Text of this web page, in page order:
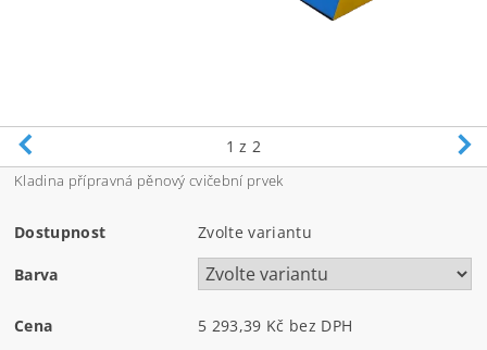
1 z 2
Kladina přípravná pěnový cvičební prvek
Dostupnost Zvolte variantu
Barva
Cena 5 293,39 Kč bez DPH